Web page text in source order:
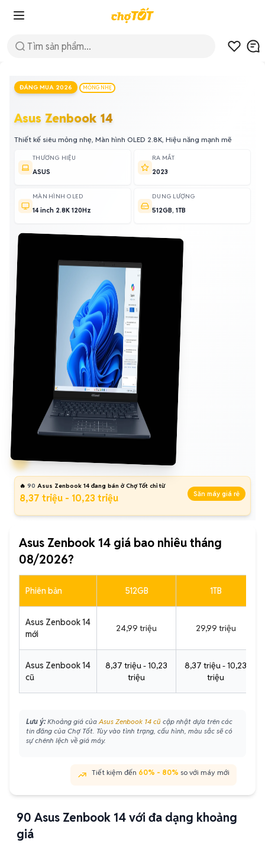
ĐÁNG MUA 2026 MỎNG NHẸ
Asus Zenbook 14
Thiết kế siêu mỏng nhẹ, Màn hình OLED 2.8K, Hiệu năng mạnh mẽ
THƯƠNG HIỆU
ASUS
RA MẮT
2023
MÀN HÌNH OLED
14 inch 2.8K 120Hz
DUNG LƯỢNG
512GB, 1TB
🔥 90 Asus Zenbook 14 đang bán ở Chợ Tốt chỉ từ
8,37 triệu - 10,23 triệu Săn máy giá rẻ
Asus Zenbook 14 giá bao nhiêu tháng
08/2026?
Phiên bản 512GB 1TB
Asus Zenbook 14
mới
24,99 triệu 29,99 triệu
Asus Zenbook 14
cũ
8,37 triệu - 10,23
triệu
8,37 triệu - 10,23
triệu
Lưu ý: Khoảng giá củaAsus Zenbook 14 cũ cập nhật dựa trên các
tin đăng của Chợ Tốt. Tùy vào tình trạng, cấu hình, màu sắc sẽ có
sự chênh lệch về giá máy.
Tiết kiệm đến 60% - 80% so với máy mới
90 Asus Zenbook 14 với đa dạng khoảng
giá